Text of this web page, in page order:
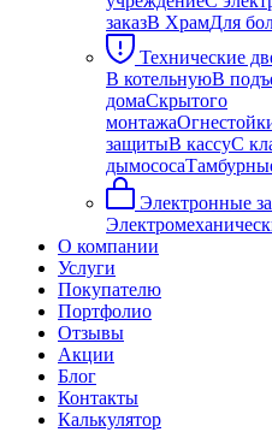
заказВ ХрамДля
Технические
В котельнуюВ
домаСкрытого
монтажа
защитыВ кассуС
дымососа
Электронные
О компании
Услуги
Покупателю
Портфолио
Отзывы
Акции
Блог
Контакты
Калькулятор